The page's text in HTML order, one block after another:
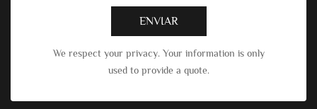
ENVIAR
We respect your privacy. Your information is only
used to provide a quote.